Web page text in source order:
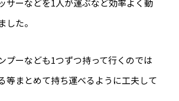
した。
プーなども1つずつ持って行くのでは
等まとめて持ち運べるように工夫して